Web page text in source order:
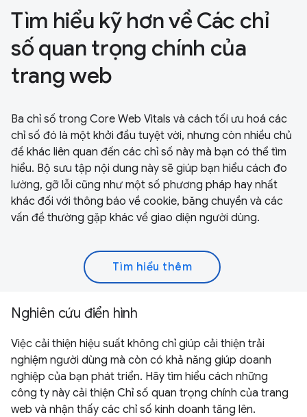
Tìm hiểu kỹ hơn về Các chỉ
số quan trọng chính của
trang web
Ba chỉ số trong Core Web Vitals và cách tối ưu hoá các
chỉ số đó là một khởi đầu tuyệt vời, nhưng còn nhiều chủ
đề khác liên quan đến các chỉ số này mà bạn có thể tìm
hiểu. Bộ sưu tập nội dung này sẽ giúp bạn hiểu cách đo
lường, gỡ lỗi cũng như một số phương pháp hay nhất
khác đối với thông báo về cookie, băng chuyền và các
vấn đề thường gặp khác về giao diện người dùng.
Tìm hiểu thêm
Nghiên cứu điển hình
Việc cải thiện hiệu suất không chỉ giúp cải thiện trải
nghiệm người dùng mà còn có khả năng giúp doanh
nghiệp của bạn phát triển. Hãy tìm hiểu cách những
công ty này cải thiện Chỉ số quan trọng chính của trang
web và nhận thấy các chỉ số kinh doanh tăng lên.